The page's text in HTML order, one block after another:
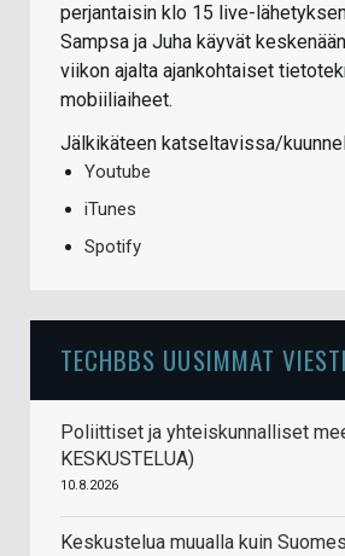
perjantaisin klo 15 live-
Sampsa ja Juha käyvät
viikon ajalta ajankohtaiset
mobiiliaiheet.
Jälkikäteen katseltavissa/
Youtube
iTunes
Spotify
TECHBBS UUSIMMAT
Poliittiset ja yhteiskunnalliset
KESKUSTELUA)
10.8.2026
Keskustelua muualla kuin